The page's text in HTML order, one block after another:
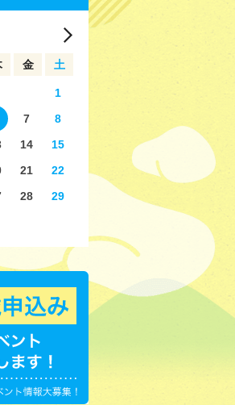
金 土
1
7
8
14
15
21
22
28
29